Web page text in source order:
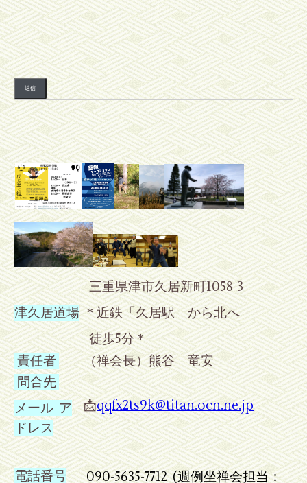
返信
津久居道場
三重県津市久居新町1058-3
＊近鉄「久居駅」から北へ
徒歩5分＊
責任者
（禅会長）熊谷 竜安
問合先
メール ア
ドレス
📩qqfx2ts9k@titan.ocn.ne.jp
電話番号
090-5635-7712 (週例坐禅会担当：